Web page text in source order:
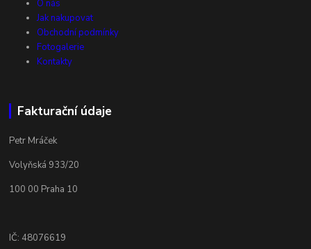
O nás
Jak nakupovat
Obchodní podmínky
Fotogalerie
Kontakty
Fakturační údaje
Petr Mráček
Volyňská 933/20
100 00 Praha 10
IČ: 48076619